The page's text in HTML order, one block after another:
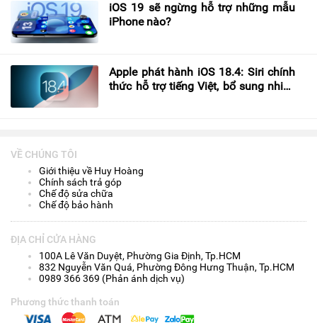
iOS 19 sẽ ngừng hỗ trợ những mẫu
iPhone nào?
Apple phát hành iOS 18.4: Siri chính
thức hỗ trợ tiếng Việt, bổ sung nhiều
VỀ CHÚNG TÔI
Giới thiệu về Huy Hoàng
Chính sách trả góp
Chế độ sửa chữa
Chế độ bảo hành
ĐỊA CHỈ CỬA HÀNG
100A Lê Văn Duyệt, Phường Gia Định, Tp.HCM
832 Nguyễn Văn Quá, Phường Đông Hưng Thuận, Tp.HCM
0989 366 369 (Phản ánh dịch vụ)
Phương thức thanh toán